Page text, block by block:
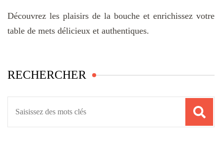
Découvrez les plaisirs de la bouche et enrichissez votre
table de mets délicieux et authentiques.
RECHERCHER